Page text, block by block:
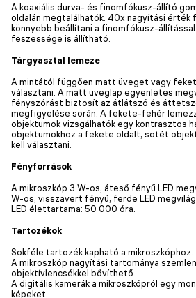
A koaxiális durva- és finomfókusz-állító
oldalán megtalálhatók. 40x nagyítási
könnyebb beállítani a finomfókusz-
feszessége is állítható.
Tárgyasztal lemeze
A mintától függően matt üveget vagy
választani. A matt üveglap egyenletes
fényszórást biztosít az átlátszó és
megfigyelése során. A fekete-fehér
objektumok vizsgálhatók egy kontrasztos
objektumokhoz a fekete oldalt, sötét
kell választani.
Fényforrások
A mikroszkóp 3 W-os, áteső fényű LED
W-os, visszavert fényű, ferde LED
LED élettartama: 50 000 óra.
Tartozékok
Sokféle tartozék kapható a mikroszkóphoz.
A mikroszkóp nagyítási tartománya
objektívlencsékkel bővíthető.
A digitális kamerák a mikroszkópról egy
képeket.